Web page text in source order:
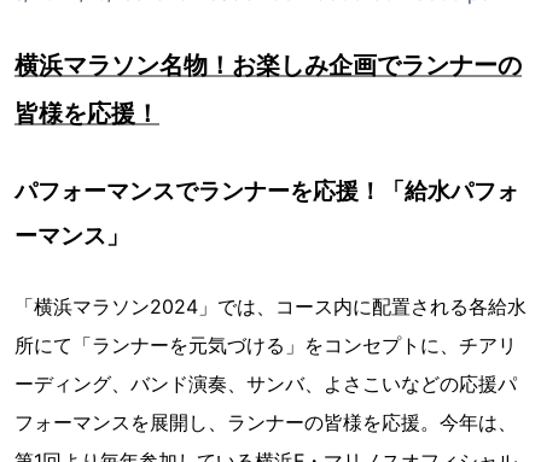
横浜マラソン名物！お楽しみ企画でランナーの
皆様を応援！
パフォーマンスでランナーを応援！「給水パフォ
ーマンス」
「横浜マラソン2024」では、コース内に配置される各給水
所にて「ランナーを元気づける」をコンセプトに、チアリ
ーディング、バンド演奏、サンバ、よさこいなどの応援パ
フォーマンスを展開し、ランナーの皆様を応援。今年は、